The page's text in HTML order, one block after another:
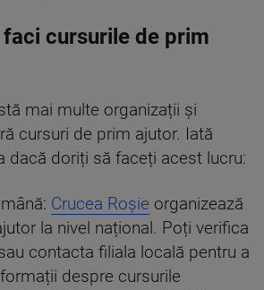
cursurile de prim
mai multe organizații și
cursuri de prim ajutor. Iată
dacă doriți să faceți acest lucru:
Crucea Roșie organizează
la nivel național. Poți verifica
contacta filiala locală pentru a
despre cursurile